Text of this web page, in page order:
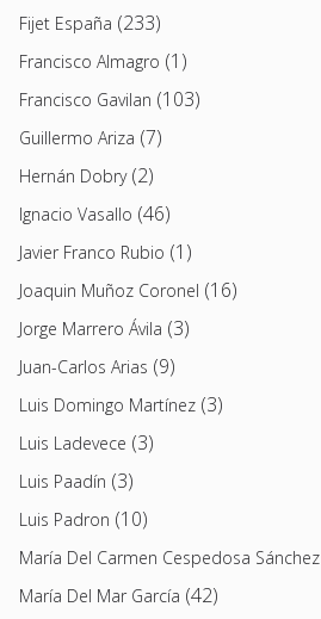
Fijet España (233)
Francisco Almagro (1)
Francisco Gavilan (103)
Guillermo Ariza (7)
Hernán Dobry(2)
Ignacio Vasallo (46)
Javier Franco Rubio (1)
Joaquin Muñoz Coronel (16)
Jorge Marrero Ávila (3)
Juan-Carlos Arias (9)
Luis Domingo Martínez (3)
Luis Ladevece (3)
Luis Paadín (3)
Luis Padron (10)
María Del Carmen Cespedosa Sánchez
María Del Mar García (42)